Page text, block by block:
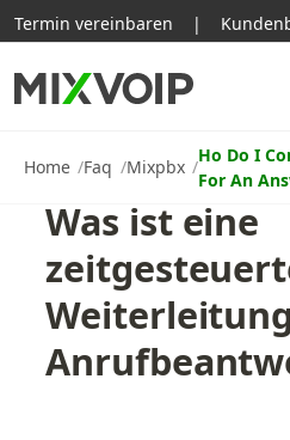
Home Faq Mixpbx
Ho Do I
For An
Was ist eine
Termin vereinbaren |